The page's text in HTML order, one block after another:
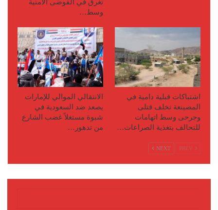
تغرق في الفوضى الأمنية
وسط…
اشتباكات قبلية دامية في
المصينعة تخلف قتلى
وجرحى وسط اتهامات
للتحالف بتغذية الصراعات…
الانتقالي الموالي للإمارات
يصعد ضد السعودية في
شبوة مستغلاً غضب الشارع
من تدهور…
NEXT